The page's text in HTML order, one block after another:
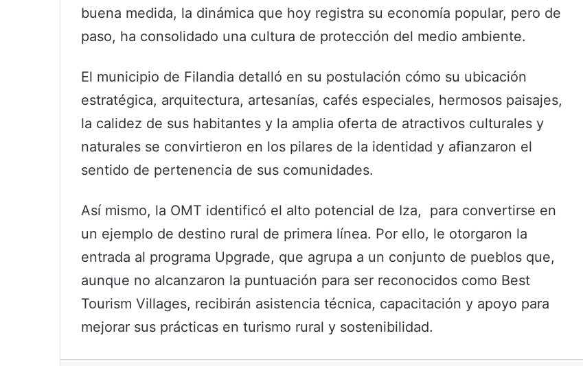
buena medida, la dinámica que hoy registra su economía popular, pero de
paso, ha consolidado una cultura de protección del medio ambiente.
El municipio de Filandia detalló en su postulación cómo su ubicación
estratégica, arquitectura, artesanías, cafés especiales, hermosos paisajes,
la calidez de sus habitantes y la amplia oferta de atractivos culturales y
naturales se convirtieron en los pilares de la identidad y afianzaron el
sentido de pertenencia de sus comunidades.
Así mismo, la OMT identificó el alto potencial de Iza, para convertirse en
un ejemplo de destino rural de primera línea. Por ello, le otorgaron la
entrada al programa Upgrade, que agrupa a un conjunto de pueblos que,
aunque no alcanzaron la puntuación para ser reconocidos como Best
Tourism Villages, recibirán asistencia técnica, capacitación y apoyo para
mejorar sus prácticas en turismo rural y sostenibilidad.